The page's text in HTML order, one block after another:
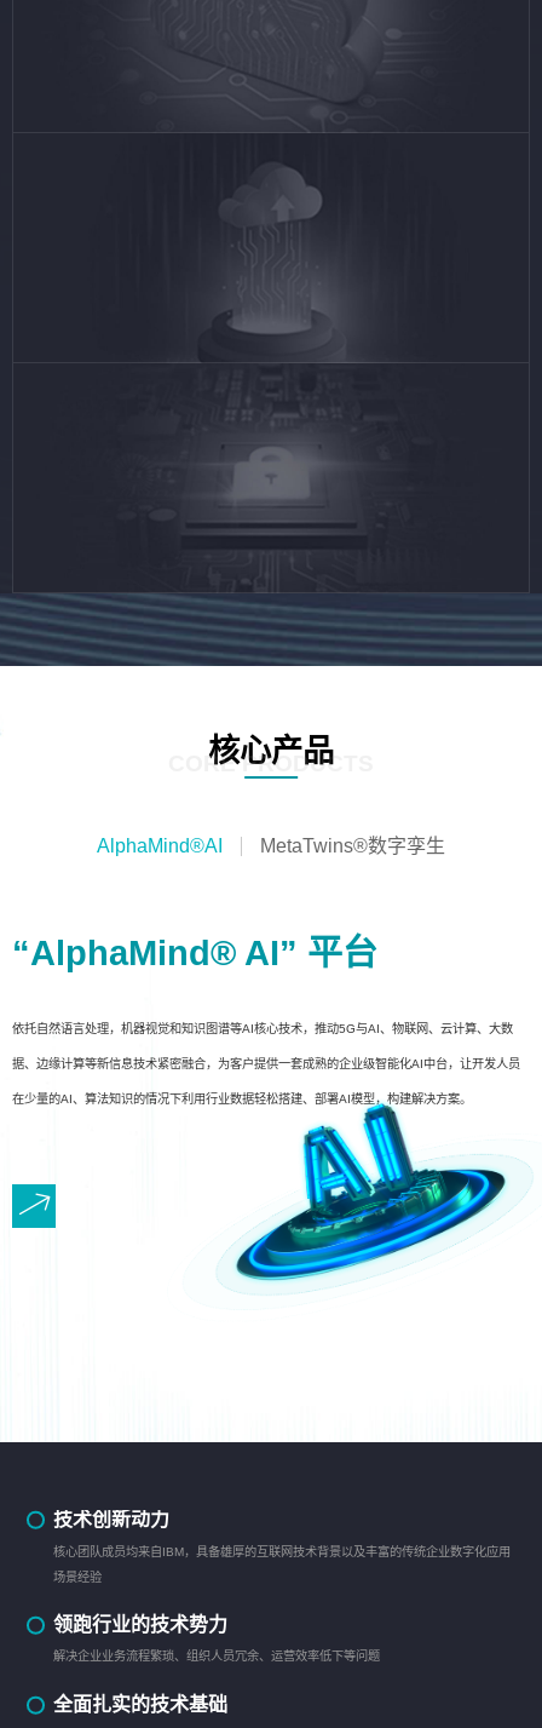
核心产品
CORE PRODUCTS
AlphaMind®AI MetaTwins®数字孪生
“AlphaMind® AI” 平台
依托自然语言处理，机器视觉和知识图谱等AI核心技术，推动5G与AI、物联网、云计算、大数
据、边缘计算等新信息技术紧密融合，为客户提供一套成熟的企业级智能化AI中台，让开发人员
在少量的AI、算法知识的情况下利用行业数据轻松搭建、部署AI模型，构建解决方案。
技术创新动力
核心团队成员均来自IBM，具备雄厚的互联网技术背景以及丰富的传统企业数字化应用
场景经验
领跑行业的技术势力
解决企业业务流程繁琐、组织人员冗余、运营效率低下等问题
全面扎实的技术基础